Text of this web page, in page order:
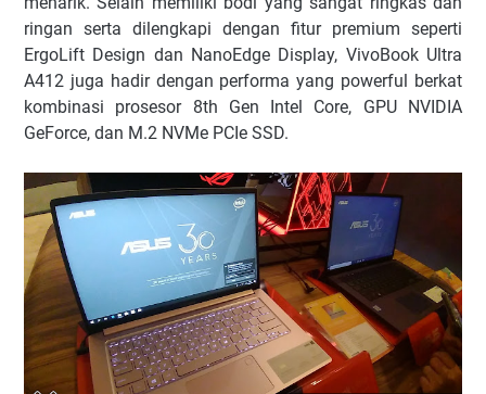
ringan serta dilengkapi dengan fitur premium seperti
ErgoLift Design dan NanoEdge Display, VivoBook Ultra
A412 juga hadir dengan performa yang powerful berkat
kombinasi prosesor 8th Gen Intel Core, GPU NVIDIA
GeForce, dan M.2 NVMe PCIe SSD.